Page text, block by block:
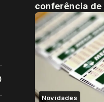
conferência
Novidades